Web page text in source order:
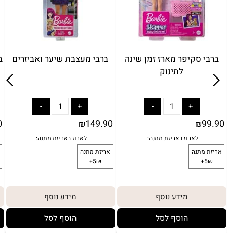
ברבי מעצבת שיער ואביזרים
₪149.90
מידע נוסף
הוסף לסל
ברבי סקיפר מארז זמן שינה
לתינוק
₪99.90
מידע נוסף
הוסף לסל